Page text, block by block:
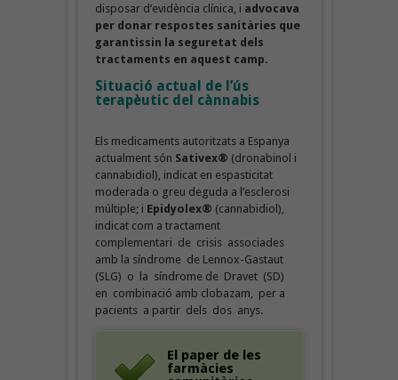
disposar d’evidència clínica, i advocava
per donar respostes sanitàries que
garantissin la seguretat dels
tractaments en aquest camp.
Situació actual de l’ús
terapèutic del cànnabis
Els medicaments autoritzats a Espanya
actualment són Sativex® (dronabinol i
cannabidiol), indicat en espasticitat
moderada o greu deguda a l’esclerosi
múltiple; i Epidyolex® (cannabidiol),
indicat com a tractament
complementari de crisis associades
amb la síndrome de Lennox-Gastaut
(SLG) o la síndrome de Dravet (SD)
en combinació amb clobazam, per a
pacients a partir dels dos anys.
El paper de les
farmàcies